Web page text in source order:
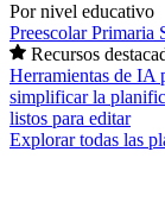
Por nivel educativo
PreescolarPrimaria
Recursos
Herramientas de IA
simplificar la
listos para editar
Explorar todas las